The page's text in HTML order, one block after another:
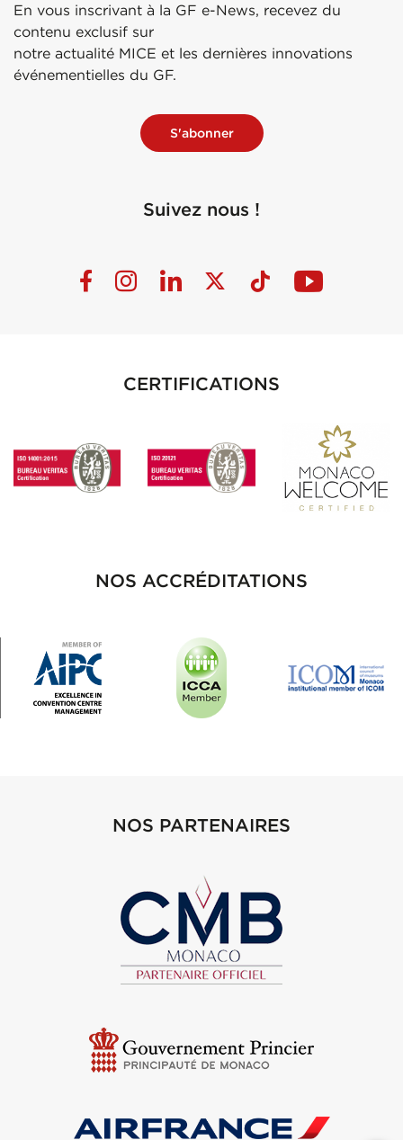
En vous inscrivant à la GF e-News, recevez du
contenu exclusif sur
notre actualité MICE et les dernières innovations
événementielles du GF.
S'abonner
Suivez nous !
CERTIFICATIONS
NOS ACCRÉDITATIONS
NOS PARTENAIRES